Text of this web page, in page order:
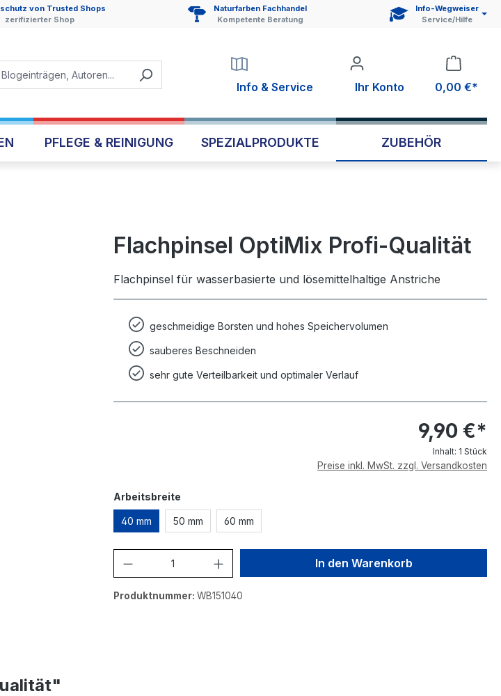
von Trusted Shops
zerifizierter Shop
Naturfarben Fachhandel
Kompetente Beratung
Info-Wegweiser
Service/Hilfe
Info & Service Ihr Konto 0,00 €*
PFLEGE & REINIGUNG SPEZIALPRODUKTE ZUBEHÖR
Flachpinsel OptiMix Profi-Qualität
Flachpinsel für wasserbasierte und lösemittelhaltige Anstriche
geschmeidige Borsten und hohes Speichervolumen
sauberes Beschneiden
sehr gute Verteilbarkeit und optimaler Verlauf
9,90 €*
Inhalt: 1 Stück
Preise inkl. MwSt. zzgl. Versandkosten
Arbeitsbreiteauswählen
40 mm 50 mm 60 mm
Produkt Anzahl: Gib den gewünschten Wert
In den Warenkorb
Produktnummer: WB151040